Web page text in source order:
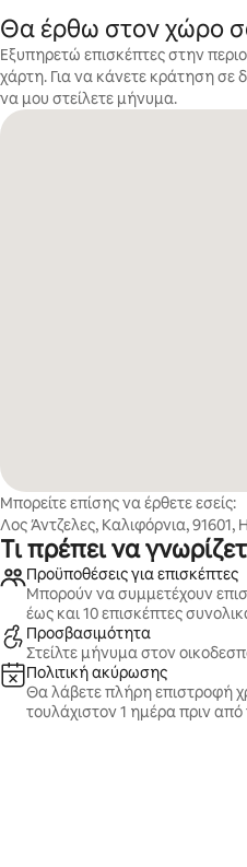
Θα έρθω στον χώρο
Εξυπηρετώ επισκέπτες στην
χάρτη. Για να κάνετε κράτηση σε
να μου στείλετε μήνυμα.
Μπορείτε επίσης να έρθετε εσείς:
Λος Άντζελες, Καλιφόρνια, 91601,
Τι πρέπει να
Προϋποθέσεις για επισκέπτες
Μπορούν να συμμετέχουν
έως και 10 επισκέπτες
Προσβασιμότητα
Στείλτε μήνυμα στον
Πολιτική ακύρωσης
Θα λάβετε πλήρη επιστροφή
τουλάχιστον 1 ημέρα πριν